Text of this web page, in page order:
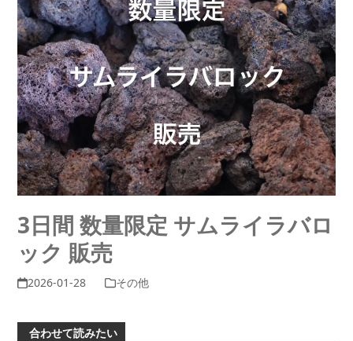
3日間 数量限定 サムライラバロ
ック 販売
2026-01-28 その他
合わせて読みたい